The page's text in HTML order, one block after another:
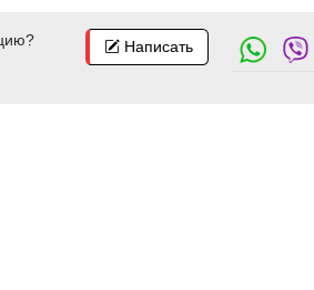
Написать